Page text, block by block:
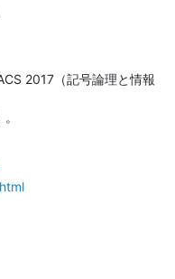
2017（記号論理と情報